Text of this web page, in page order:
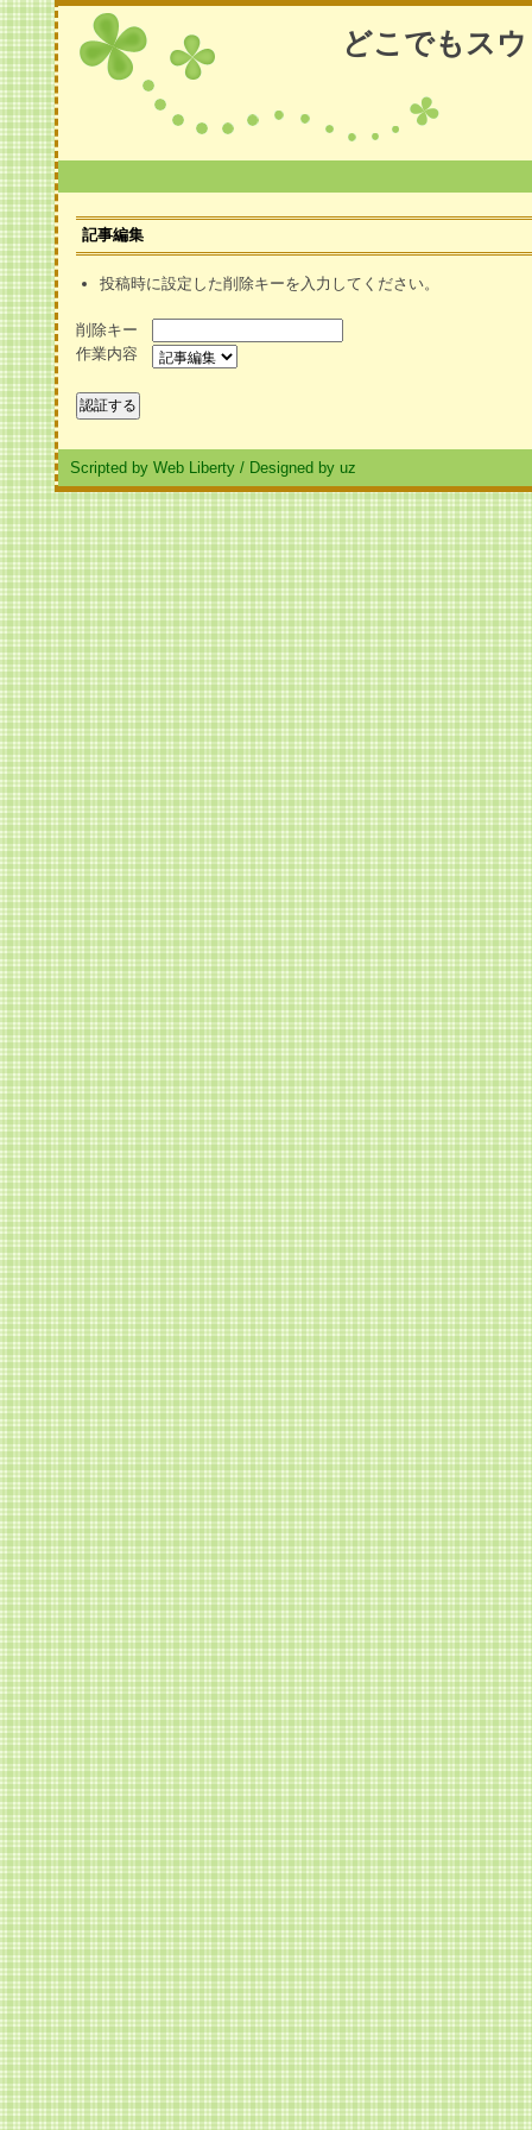
どこでもス
記事編集
投稿時に設定した削除キーを入力してください。
削除キー
作業内容
Scripted by Web Liberty / Designed by uz